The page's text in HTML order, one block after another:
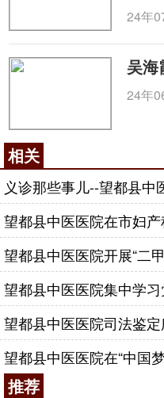
24年
吴海
24年
相关
义诊那些事儿--望都县中
望都县中医医院司法鉴
推荐